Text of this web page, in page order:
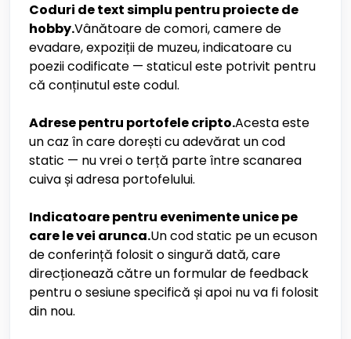
Coduri de text simplu pentru proiecte de
hobby.Vânătoare de comori, camere de
evadare, expoziții de muzeu, indicatoare cu
poezii codificate — staticul este potrivit pentru
că conținutul este codul.
Adrese pentru portofele cripto.Acesta este
un caz în care dorești cu adevărat un cod
static — nu vrei o terță parte între scanarea
cuiva și adresa portofelului.
Indicatoare pentru evenimente unice pe
care le vei arunca.Un cod static pe un ecuson
de conferință folosit o singură dată, care
direcționează către un formular de feedback
pentru o sesiune specifică și apoi nu va fi folosit
din nou.